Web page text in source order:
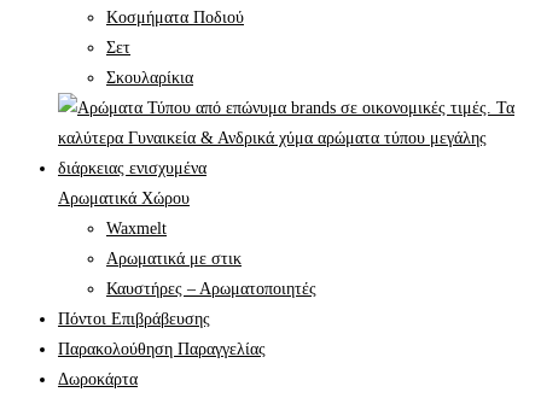
Κοσμήματα Ποδιού
Σετ
Σκουλαρίκια
Αρωματικά Χώρου
Waxmelt
Αρωματικά με στικ
Καυστήρες – Αρωματοποιητές
Πόντοι Επιβράβευσης
Παρακολούθηση Παραγγελίας
Δωροκάρτα